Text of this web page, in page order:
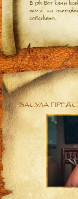
В тях Бог кани
моли да
собствено.
ВАСУЛА